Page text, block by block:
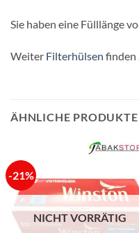
Sie haben eine Fülllänge
Weiter Filterhülsen finden
ÄHNLICHE PRODUKTE
-21%
NICHT VORRÄTIG